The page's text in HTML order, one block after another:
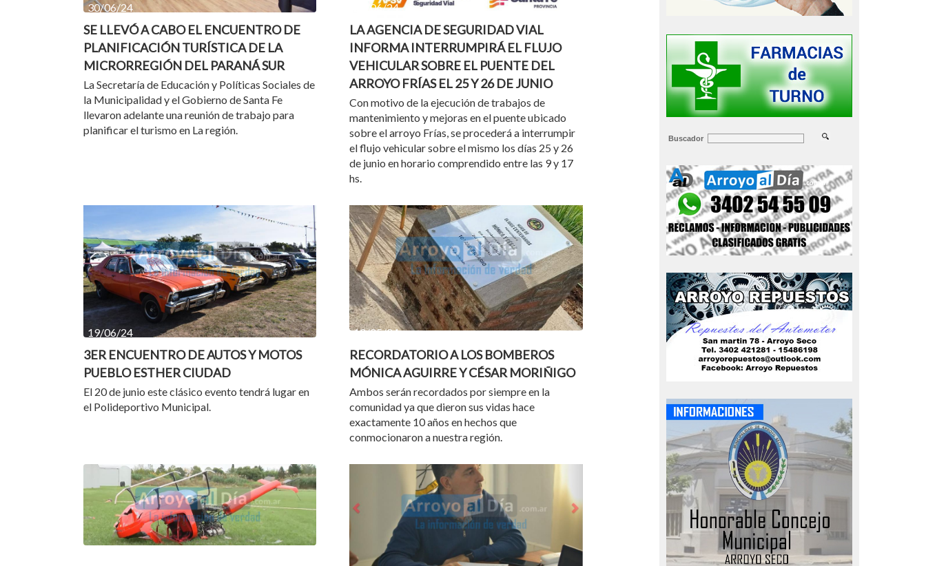
30/06/24
SE LLEVÓ A CABO EL ENCUENTRO DE
PLANIFICACIÓN TURÍSTICA DE LA
MICRORREGIÓN DEL PARANÁ SUR
La Secretaría de Educación y Políticas Sociales de
la Municipalidad y el Gobierno de Santa Fe
llevaron adelante una reunión de trabajo para
planificar el turismo en La región.
24/06/24
LA AGENCIA DE SEGURIDAD VIAL
INFORMA INTERRUMPIRÁ EL FLUJO
VEHICULAR SOBRE EL PUENTE DEL
ARROYO FRÍAS EL 25 Y 26 DE JUNIO
Con motivo de la ejecución de trabajos de
mantenimiento y mejoras en el puente ubicado
sobre el arroyo Frías, se procederá a interrumpir
el flujo vehicular sobre el mismo los días 25 y 26
de junio en horario comprendido entre las 9 y 17
hs.
19/06/24
3ER ENCUENTRO DE AUTOS Y MOTOS
PUEBLO ESTHER CIUDAD
El 20 de junio este clásico evento tendrá lugar en
el Polideportivo Municipal.
10/05/24
RECORDATORIO A LOS BOMBEROS
MÓNICA AGUIRRE Y CÉSAR MORIÑIGO
Ambos serán recordados por siempre en la
comunidad ya que dieron sus vidas hace
exactamente 10 años en hechos que
conmocionaron a nuestra región.
Buscador